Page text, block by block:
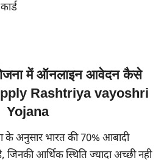
योजना में ऑनलाइन आवेदन कैसे
Rashtriya vayoshri
Yojana
के अनुसार भारत की 70% आबादी
जिनकी आर्थिक स्थिति ज्यादा अच्छी नही